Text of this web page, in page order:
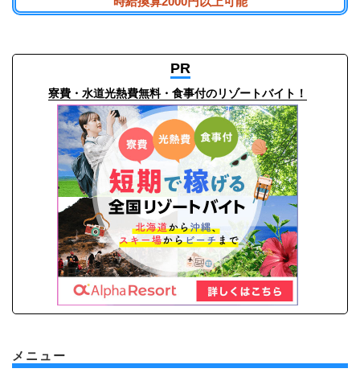
PR
寮費・水道光熱費無料・食事付のリゾートバイト！
メニュー